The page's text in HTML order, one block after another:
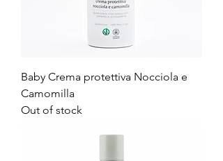
Baby Crema protettiva Nocciola e
Camomilla
Out of stock